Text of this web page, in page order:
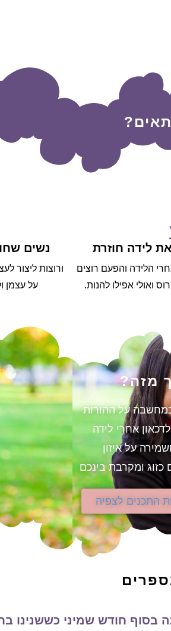
לידה חוזרת
הלידה והפעם רוצים
ואולי אפילו להנות.
נשים
ורוצות ליצור
על עצמן
מזה?
על ההורות
אחרי לידה
על איזון
ומקרבת בינכם
התכנים לצפיה
הזה שלפני, מלא בציפיה